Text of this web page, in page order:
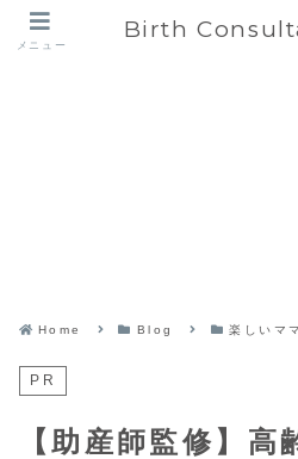
Home Blog 楽しいマ
PR
【助産師監修】高
メニュー
Birth